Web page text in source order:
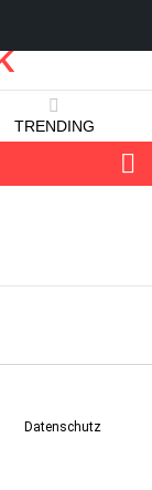
TRENDING
Datenschutz